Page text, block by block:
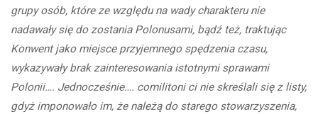
grupy osób, które ze względu na wady charakteru nie
nadawały się do zostania Polonusami, bądź też, traktując
Konwent jako miejsce przyjemnego spędzenia czasu,
wykazywały brak zainteresowania istotnymi sprawami
Polonii…. Jednocześnie…. comilitoni ci nie skreślali się z listy,
gdyż imponowało im, że należą do starego stowarzyszenia,